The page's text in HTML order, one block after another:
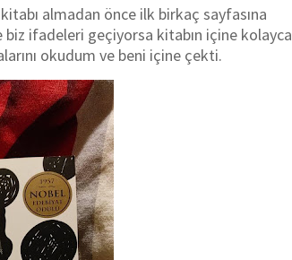
almadan önce ilk birkaç sayfasına
biz ifadeleri geçiyorsa kitabın içine kolayca
okudum ve beni içine çekti.